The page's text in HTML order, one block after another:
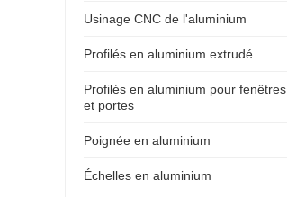
Usinage CNC de l'aluminium
Profilés en aluminium extrudé
Profilés en aluminium pour fenêtres
et portes
Poignée en aluminium
Échelles en aluminium